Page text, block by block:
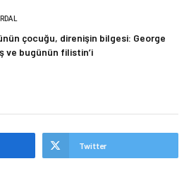
çocuğu, direnişin bilgesi: George
ve bugünün filistin’i
Twitter